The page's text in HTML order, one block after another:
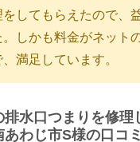
してもらえたので、
しかも料金がネット
満足しています。
排水口つまりを修理
わじ市S様の口コミ